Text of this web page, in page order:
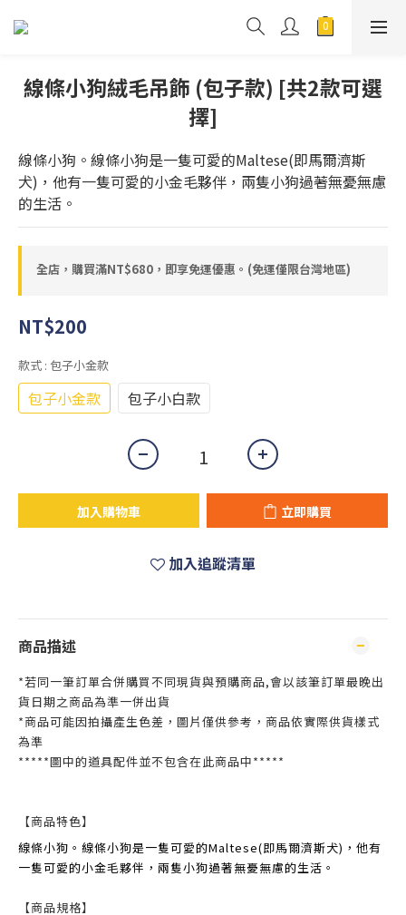
線條小狗絨毛吊飾 (包子款) [共2款可選
擇]
線條小狗。線條小狗是一隻可愛的Maltese(即馬爾濟斯
犬)，他有一隻可愛的小金毛夥伴，兩隻小狗過著無憂無慮
的生活。
全店，購買滿NT$680，即享免運優惠。(免運僅限台灣地區)
NT$200
款式 : 包子小金款
包子小金款 包子小白款
加入購物車 立即購買
加入追蹤清單
商品描述
*若同一筆訂單合併購買不同現貨與預購商品,會以該筆訂單最晚出
貨日期之商品為準一併出貨
*商品可能因拍攝產生色差，圖片僅供參考，商品依實際供貨樣式
為準
*****圖中的道具配件並不包含在此商品中*****
【商品特色】
線條小狗。線條小狗是一隻可愛的Maltese(即馬爾濟斯犬)，他有
一隻可愛的小金毛夥伴，兩隻小狗過著無憂無慮的生活。
【商品規格】